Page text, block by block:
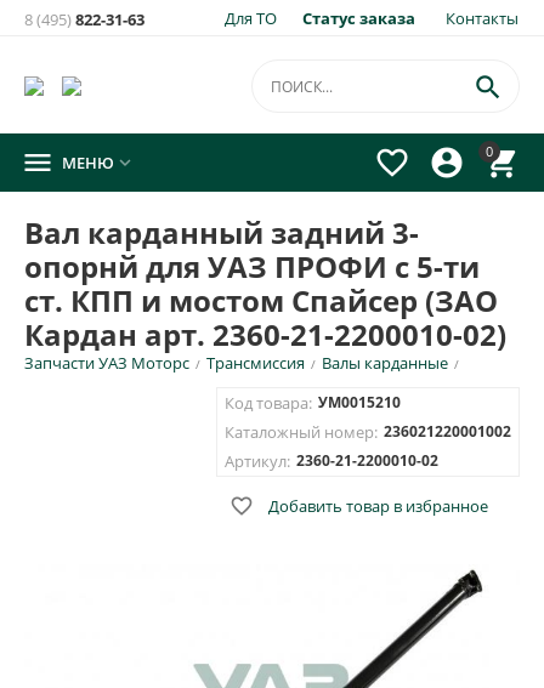
Для ТО Статус заказа Контакты
8 (495)822-31-63
0




 МЕНЮ 
Вал карданный задний 3-
опорнй для УАЗ ПРОФИ с 5-ти
ст. КПП и мостом Спайсер (ЗАО
Кардан арт. 2360-21-2200010-02)
Запчасти УАЗ Моторс / Трансмиссия / Валы карданные /
Код товара: УМ0015210
Каталожный номер: 236021220001002
Артикул: 2360-21-2200010-02
 Добавить товар в избранное
товара:
×
Вал карданный задний 3-опорнй для УАЗ ПРОФИ с 5-ти ст.
КПП и мостом Спайсер (ЗАО Кардан арт. 2360-21-2200010-
02)
Укажите e-mail и\или номер телефона для SMS уведомления.
E-mail для уведомления письмом
Номер телефона для SMS уведомления